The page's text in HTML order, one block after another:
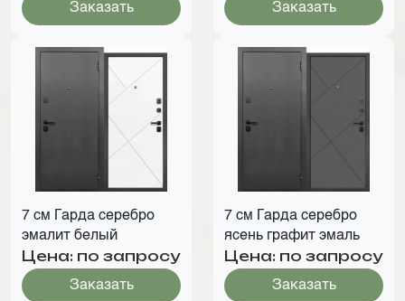
Заказать Заказать
7 см Гарда серебро
эмалит белый
Цена: по запросу
Заказать
7 см Гарда серебро
ясень графит эмаль
Цена: по запросу
Заказать